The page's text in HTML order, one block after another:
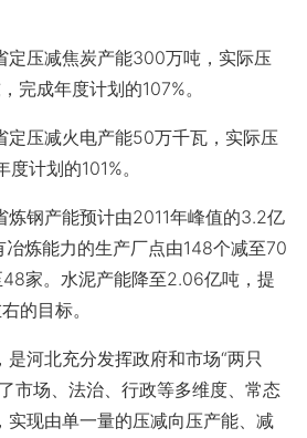
压减焦炭产能300万吨，实际压
完成年度计划的107%。
压减火电产能50万千瓦，实际压
计划的101%。
钢产能预计由2011年峰值的3.2亿
炼能力的生产厂点由148个减至70
家。水泥产能降至2.06亿吨，提
的目标。
河北充分发挥政府和市场“两只
市场、法治、行政等多维度、常态
实现由单一量的压减向压产能、减